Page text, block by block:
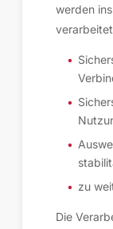
werden
zu
Die